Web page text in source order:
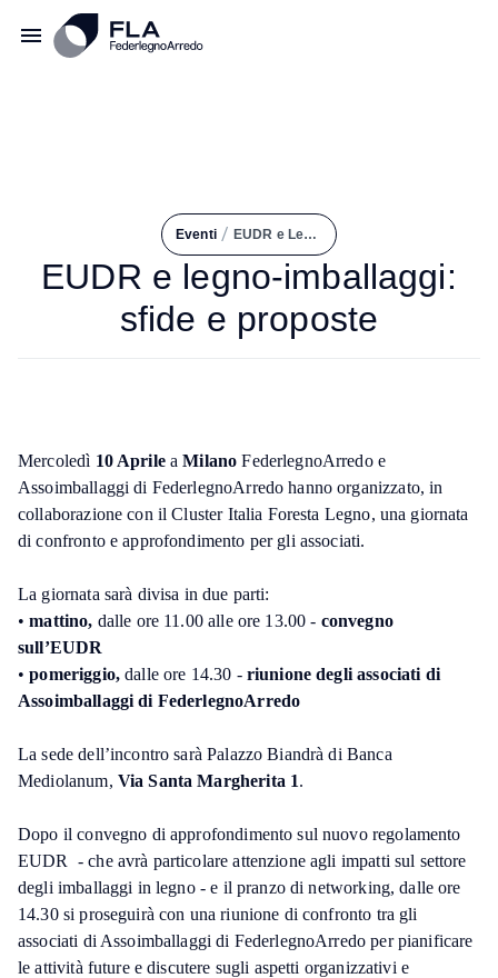
Eventi / EUDR e Legno-imballaggi: Sfide e Proposte
EUDR e legno-imballaggi:
sfide e proposte
Mercoledì 10 AprileaMilanoFederlegnoArredo e
Assoimballaggi di FederlegnoArredo hanno organizzato, in
collaborazione con il Cluster Italia Foresta Legno, una giornata
di confronto e approfondimento per gli associati.
La giornata sarà divisa in due parti:
• mattino, dalle ore 11.00 alle ore 13.00 - convegno
sull’EUDR
•pomeriggio,dalle ore 14.30 - riunione degli associati di
Assoimballaggi di FederlegnoArredo
La sede dell’incontro sarà Palazzo Biandrà di Banca
Mediolanum, Via Santa Margherita 1.
Dopo il convegno di approfondimento sul nuovo regolamento
EUDR - che avrà particolare attenzione agli impatti sul settore
degli imballaggi in legno - e il pranzo di networking, dalle ore
14.30 si proseguirà con una riunione di confronto tra gli
associati di Assoimballaggi di FederlegnoArredo per pianificare
le attività future e discutere sugli aspetti organizzativi e